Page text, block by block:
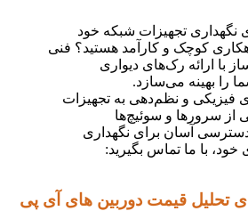
نگهداری تجهیزات شبکه خود
کوچک و کارآمد هستید؟ فنی
با ارائه رک‌های دیواری
را بهینه می‌سازد.
فیزیکی و نظم‌دهی به تجهیزات
سرورها و سوئیچ‌ها
آسان برای نگهداری
با ما تماس بگیرید:
تحلیل قیمت دوربین های آی پی